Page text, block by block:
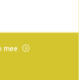
mee